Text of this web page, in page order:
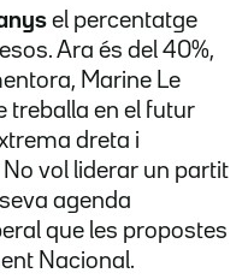
el percentatge
Ara és del 40%,
Marine Le
treballa en el futur
dreta i
vol liderar un partit
agenda
que les propostes
Nacional.